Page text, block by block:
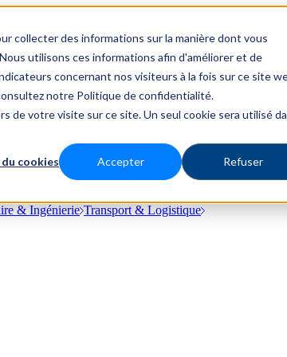
collecter des informations sur la manière dont vous
utilisons ces informations afin d'améliorer et de
concernant nos visiteurs à la fois sur ce site
notre Politique de confidentialité.
de votre visite sur ce site. Un seul cookie sera utilisé
cookies Accepter Refuser
& Ingénierie Transport & Logistique